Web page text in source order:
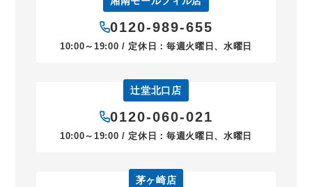
0120-989-655
10:00～19:00 / 定休日：毎週火曜日、水曜日
辻堂北口店
0120-060-021
10:00～19:00 / 定休日：毎週火曜日、水曜日
茅ヶ崎店